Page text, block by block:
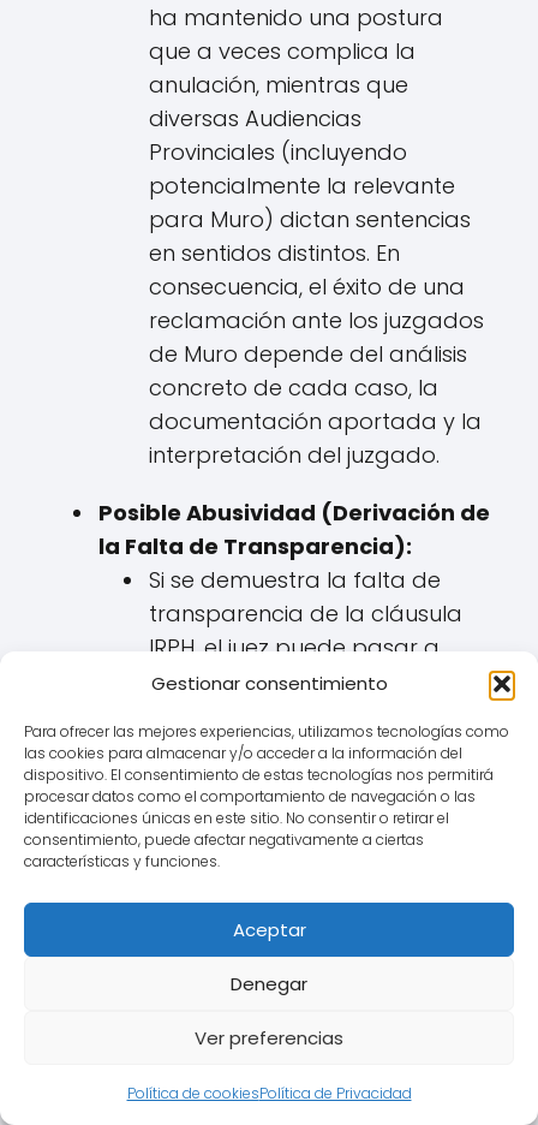
Gestionar consentimiento
Para ofrecer las mejores experiencias, utilizamos tecnologías como
las cookies para almacenar y/o acceder a la información del
dispositivo. El consentimiento de estas tecnologías nos permitirá
procesar datos como el comportamiento de navegación o las
identificaciones únicas en este sitio. No consentir o retirar el
consentimiento, puede afectar negativamente a ciertas
características y funciones.
Aceptar
Denegar
Ver preferencias
Política de cookiesPolítica de Privacidad
ha mantenido una postura
que a veces complica la
anulación, mientras que
diversas Audiencias
Provinciales (incluyendo
potencialmente la relevante
para Muro) dictan sentencias
en sentidos distintos. En
consecuencia, el éxito de una
reclamación ante los juzgados
de Muro depende del análisis
concreto de cada caso, la
documentación aportada y la
interpretación del juzgado.
Posible Abusividad (Derivación de
la Falta de Transparencia):
Si se demuestra la falta de
transparencia de la cláusula
IRPH, el juez puede pasar a
analizar si esta esabusiva
habiendo sido negociada
individualmente, causa un
desequilibrio importante entre
los derechos y obligaciones de
cláusula IRPH no transparente
ser considerada
desequilibrio.